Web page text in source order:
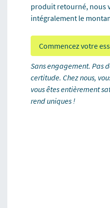
produit retourné, nous
intégralement le
Commencez votre
Sans engagement. Pas
certitude. Chez nous,
vous êtes entièrement
rend uniques !